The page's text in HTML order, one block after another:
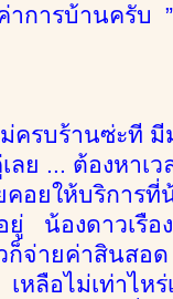
การบ้านครับ ”
ครบร้านซ่ะที มี
ย ... ต้องหาเว
อยให้บริการที่
ยู่ น้องดาวเรือ
ก็จ่ายค่าสินสอ
ลือไม่เท่าไหร่